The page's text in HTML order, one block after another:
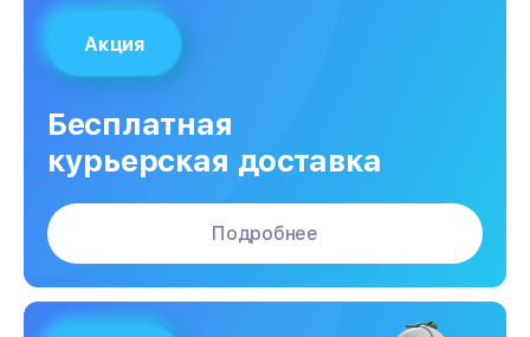
Акция
Бесплатная
курьерская доставка
Подробнее